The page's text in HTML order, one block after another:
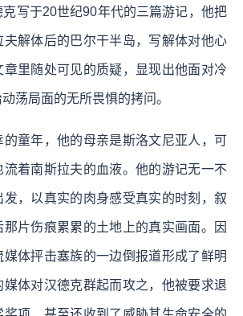
写于20世纪90年代的三篇游记，他把
解体后的巴尔干半岛，写解体对他心
章里随处可见的质疑，显现出他面对冷
荡局面的无所畏惧的拷问。
童年，他的母亲是斯洛文尼亚人，可
流着南斯拉夫的血液。他的游记无一不
发，以真实的肉身感受真实的时刻，叙
片伤痕累累的土地上的真实画面。因
体抨击塞族的一边倒报道形成了鲜明
媒体对汉德克群起而攻之，他被要求退